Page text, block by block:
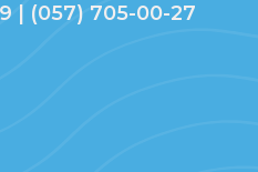
| (057) 705-00-27